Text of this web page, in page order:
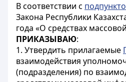
В соответствии с
Закона Республики
года «О средствах
ПРИКАЗЫВАЮ:
1. Утвердить прилагаемые
взаимодействия
(подразделения) по